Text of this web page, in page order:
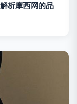
析摩西网的品